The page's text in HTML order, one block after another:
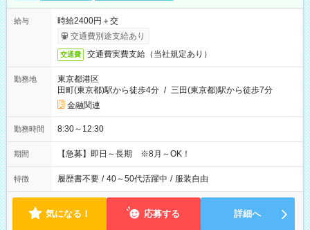
給与
時給2400円＋交
交通費別途支給あり
交通費 交通費実費支給（当社規定あり）
勤務地
東京都港区
田町(東京都)駅から徒歩4分 / 三田(東京都)駅から徒歩7分
金融関連
勤務時間 8:30～12:30
期間 【急募】即日～長期 ※8月～OK！
特徴 履歴書不要 / 40～50代活躍中 / 服装自由
気になる！ 応募する 詳細へ